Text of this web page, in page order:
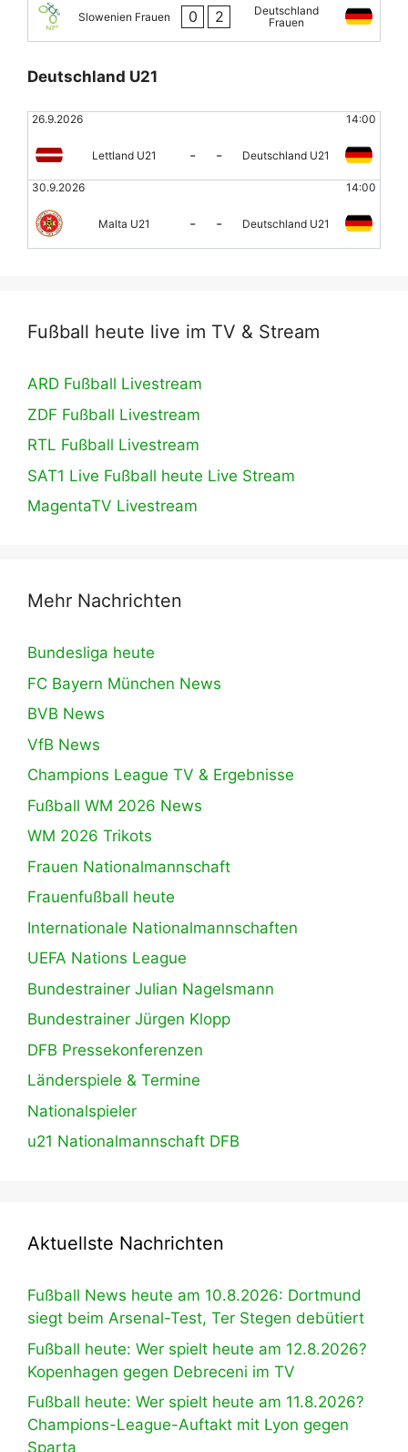
Slowenien Frauen 0 2
Deutschland
Frauen
Deutschland U21
26.9.2026 14:00
Lettland U21 - - Deutschland U21
30.9.2026 14:00
Malta U21 - - Deutschland U21
Fußball heute live im TV & Stream
ARD Fußball Livestream
ZDF Fußball Livestream
RTL Fußball Livestream
SAT1 Live Fußball heute Live Stream
MagentaTV Livestream
Mehr Nachrichten
Bundesliga heute
FC Bayern München News
BVB News
VfB News
Champions League TV & Ergebnisse
Fußball WM 2026 News
WM 2026 Trikots
Frauen Nationalmannschaft
Frauenfußball heute
Internationale Nationalmannschaften
UEFA Nations League
Bundestrainer Julian Nagelsmann
Bundestrainer Jürgen Klopp
DFB Pressekonferenzen
Länderspiele & Termine
Nationalspieler
u21 Nationalmannschaft DFB
Aktuellste Nachrichten
Fußball News heute am 10.8.2026: Dortmund
siegt beim Arsenal-Test, Ter Stegen debütiert
Fußball heute: Wer spielt heute am 12.8.2026?
Kopenhagen gegen Debreceni im TV
Fußball heute: Wer spielt heute am 11.8.2026?
Champions-League-Auftakt mit Lyon gegen
Sparta